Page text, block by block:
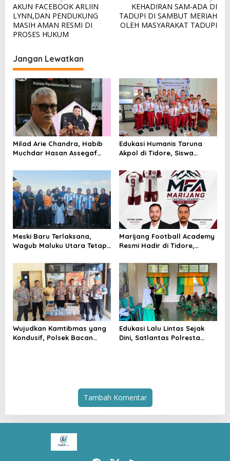
a
v
i
g
a
s
p
o
s
AKUN FACEBOOK ARLIIN
LYNN,DAN PENDUKUNG
MASIH AMAN RESMI DI
PROSES HUKUM
KEHADIRAN SAM-ADA DI
TADUPI DI SAMBUT MERIAH
OLEH MASYARAKAT TADUPI
Jangan Lewatkan
Milad Arie Chandra, Habib
Muchdar Hasan Assegaf
Solid
Edukasi Humanis Taruna
Akpol di Tidore, Siswa
Mandiri
Meski Baru Terlaksana,
Wagub Maluku Utara Tetap
Pantai Tugulufa
Marijang Football Academy
Resmi Hadir di Tidore,
Karakter Lewat Sepak Bola
Wujudkan Kamtibmas yang
Kondusif, Polsek Bacan
Edukasi Lalu Lintas Sejak
Dini, Satlantas Polresta
Tambah Komentar